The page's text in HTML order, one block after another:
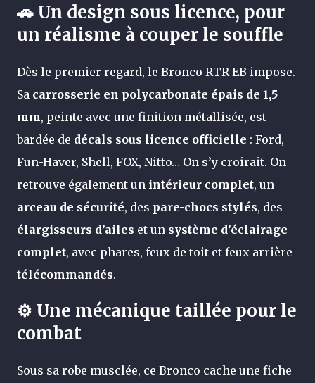
🚗 Un design sous licence, pour
un réalisme à couper le souffle
Dès le premier regard, le Bronco RTR EB impose.
Sa carrosserie en polycarbonate épais de 1,5
mm, peinte avec une finition métallisée, est
bardée de décals sous licence officielle : Ford,
Fun-Haver, Shell, FOX, Nitto… On s’y croirait. On
retrouve également un intérieur complet, un
arceau de sécurité, des pare-chocs stylés, des
élargisseurs d’ailes et un système d’éclairage
complet, avec phares, feux de toit et feux arrière
télécommandés.
⚙️ Une mécanique taillée pour le
combat
Sous sa robe musclée, ce Bronco cache une fiche